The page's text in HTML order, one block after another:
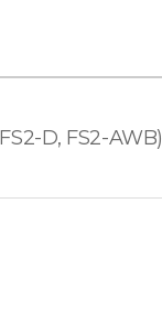
D, FS2-AWB)